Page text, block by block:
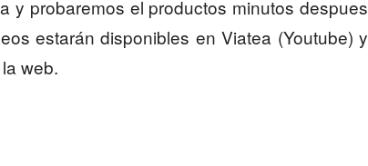
y probaremos el productos minutos despues
estarán disponibles en Viatea (Youtube) y
web.